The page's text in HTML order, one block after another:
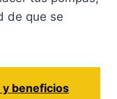
de que se
beneficios